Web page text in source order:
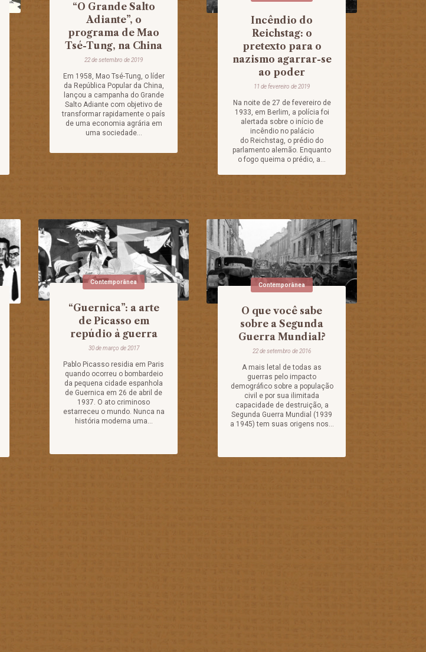
“O Grande Salto
Adiante”, o
programa de Mao
Tsé-Tung, na China
22 de setembro de 2019
Em 1958, Mao Tsé-Tung, o líder
da República Popular da China,
lançou a campanha do Grande
Salto Adiante com objetivo de
transformar rapidamente o país
de uma economia agrária em
uma sociedade...
Incêndio do
Reichstag: o
pretexto para o
nazismo agarrar-se
ao poder
11 de fevereiro de 2019
Na noite de 27 de fevereiro de
1933, em Berlim, a polícia foi
alertada sobre o início de
incêndio no palácio
do Reichstag, o prédio do
parlamento alemão. Enquanto
o fogo queima o prédio, a...
Contemporânea
“Guernica”: a arte
de Picasso em
repúdio à guerra
30 de março de 2017
Pablo Picasso residia em Paris
quando ocorreu o bombardeio
da pequena cidade espanhola
de Guernica em 26 de abril de
1937. O ato criminoso
estarreceu o mundo. Nunca na
história moderna uma...
Contemporânea
O que você sabe
sobre a Segunda
Guerra Mundial?
22 de setembro de 2016
A mais letal de todas as
guerras pelo impacto
demográfico sobre a população
civil e por sua ilimitada
capacidade de destruição, a
Segunda Guerra Mundial (1939
a 1945) tem suas origens nos...